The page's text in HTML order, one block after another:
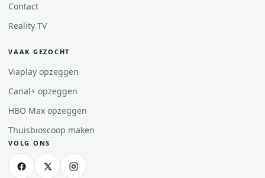
Contact
Reality TV
VAAK GEZOCHT
Viaplay opzeggen
Canal+ opzeggen
HBO Max opzeggen
Thuisbioscoop maken
VOLG ONS